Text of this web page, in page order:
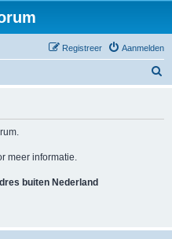
Aanmelden
Registreer
meer informatie.
buiten Nederland